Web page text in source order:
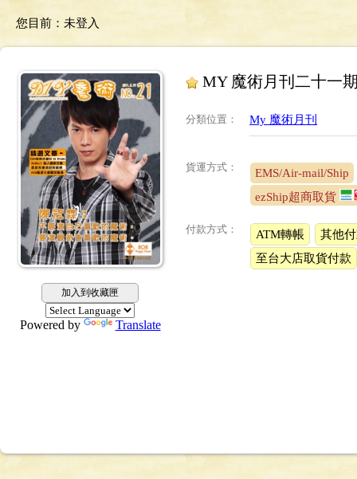
您目前： 未登入
加入到收藏匣
Powered by Translate
MY 魔術月刊二十一
分類位置 ： My 魔術月刊
貨運方式：
EMS/Air-mail/Ship
ezShip超商取貨
付款方式： ATM轉帳
其他
至台大店取貨付款